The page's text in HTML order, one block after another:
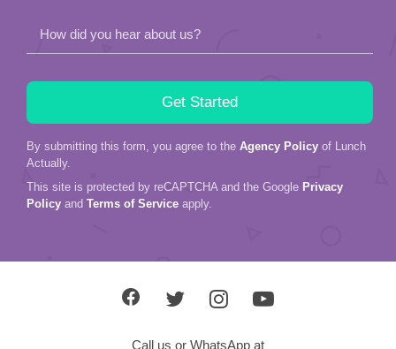
How did you hear about us?
By submitting this form, you agree to the Agency Policy of Lunch
Actually.
This site is protected by reCAPTCHA and the Google Privacy
Policy and Terms of Service apply.
Call us or WhatsApp at